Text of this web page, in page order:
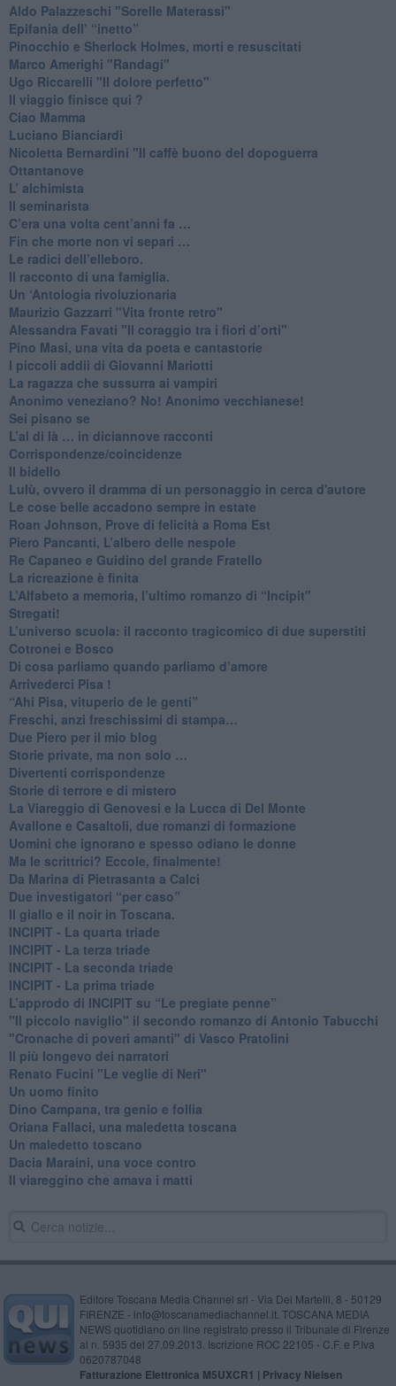
​Aldo Palazzeschi "Sorelle Materassi"
​Epifania dell’ “inetto”
Pinocchio e Sherlock Holmes, morti e resuscitati
​Marco Amerighi "Randagi"
Ugo Riccarelli "Il dolore perfetto"
​Il viaggio finisce qui ?
​Ciao Mamma
​Luciano Bianciardi
​Nicoletta Bernardini "Il caffè buono del dopoguerra
​Ottantanove
​L’ alchimista
Il seminarista
​C’era una volta cent’anni fa …
​Fin che morte non vi separi …
​Le radici dell’elleboro.
​Il racconto di una famiglia.
Un ‘Antologia rivoluzionaria
​Maurizio Gazzarri "Vita fronte retro"
​Alessandra Favati "Il coraggio tra i fiori d’orti"
​Pino Masi, una vita da poeta e cantastorie
​I piccoli addii di Giovanni Mariotti
​La ragazza che sussurra ai vampiri
​Anonimo veneziano? No! Anonimo vecchianese!
​Sei pisano se
​L’al di là … in diciannove racconti
Corrispondenze/coincidenze
Il bidello
Lulù, ovvero il dramma di un personaggio in cerca d'autore
Le cose belle accadono sempre in estate
Roan Johnson, Prove di felicità a Roma Est
Piero Pancanti, L’albero delle nespole
Re Capaneo e Guidino del grande Fratello
La ricreazione è finita
​L’Alfabeto a memoria, l’ultimo romanzo di “Incipit"
​Stregati!
L’universo scuola: il racconto tragicomico di due superstiti
Cotronei e Bosco
Di cosa parliamo quando parliamo d’amore
Arrivederci Pisa !
​“Ahi Pisa, vituperio de le genti”
Freschi, anzi freschissimi di stampa…
​Due Piero per il mio blog
​Storie private, ma non solo …
Divertenti corrispondenze
Storie di terrore e di mistero
La Viareggio di Genovesi e la Lucca di Del Monte
Avallone e Casaltoli, due romanzi di formazione
​Uomini che ignorano e spesso odiano le donne
Ma le scrittrici? Eccole, finalmente!
Da Marina di Pietrasanta a Calci
​Due investigatori “per caso”
​Il giallo e il noir in Toscana.
INCIPIT - La quarta triade
INCIPIT - La terza triade
INCIPIT - La seconda triade
INCIPIT - La prima triade
L’approdo di INCIPIT su “Le pregiate penne”
​"Il piccolo naviglio" il secondo romanzo di Antonio Tabucchi
​"Cronache di poveri amanti" di Vasco Pratolini
​Il più longevo dei narratori
Renato Fucini "Le veglie di Neri"
Un uomo finito
​Dino Campana, tra genio e follia
​Oriana Fallaci, una maledetta toscana
​Un maledetto toscano
​Dacia Maraini, una voce contro
​Il viareggino che amava i matti
Editore Toscana Media Channel srl - Via Dei Martelli, 8 - 50129
FIRENZE - info@toscanamediachannel.it. TOSCANA MEDIA
NEWS quotidiano on line registrato presso il Tribunale di Firenze
al n. 5935 del 27.09.2013. Iscrizione ROC 22105 - C.F. e P.Iva
0620787048
Fatturazione Elettronica M5UXCR1 | Privacy Nielsen